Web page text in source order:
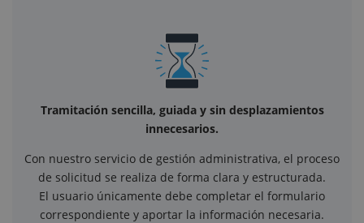
Tramitación sencilla, guiada y sin desplazamientos
innecesarios.
Con nuestro servicio de gestión administrativa, el proceso
de solicitud se realiza de forma clara y estructurada.
El usuario únicamente debe completar el formulario
correspondiente y aportar la información necesaria.